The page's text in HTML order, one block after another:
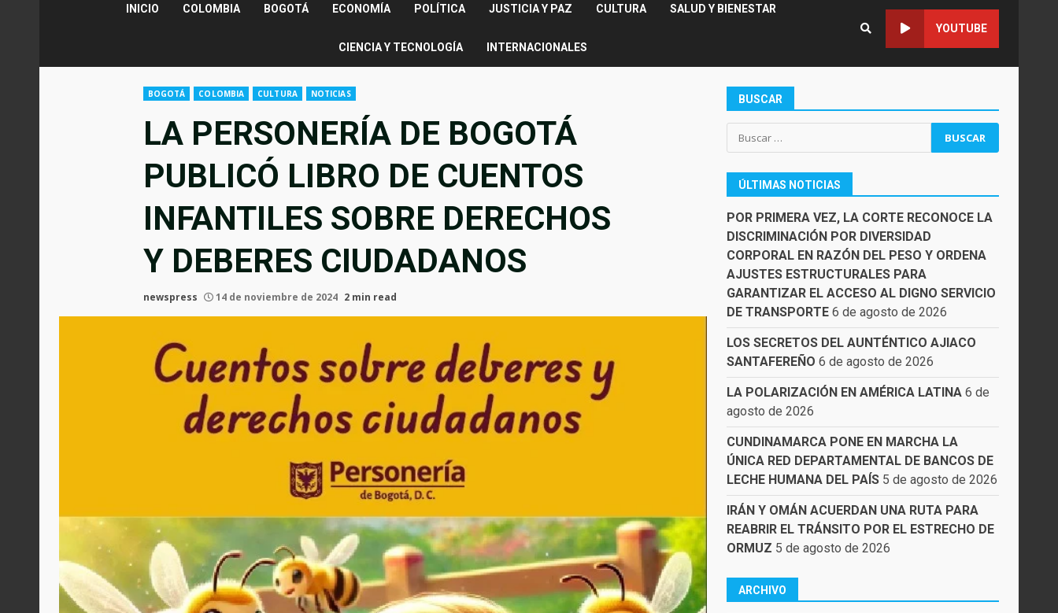
INICIO COLOMBIA BOGOTÁ ECONOMÍA POLÍTICA JUSTICIA Y PAZ CULTURA SALUD Y BIENESTAR
CIENCIA Y TECNOLOGÍA INTERNACIONALES
YOUTUBE
BOGOTÁ COLOMBIA CULTURA NOTICIAS
LA PERSONERÍA DE BOGOTÁ
PUBLICÓ LIBRO DE CUENTOS
INFANTILES SOBRE DERECHOS
Y DEBERES CIUDADANOS
newspress 14 de noviembre de 2024 2 min read
BUSCAR
Buscar:
ÚLTIMAS NOTICIAS
POR PRIMERA VEZ, LA CORTE RECONOCE LA
DISCRIMINACIÓN POR DIVERSIDAD
CORPORAL EN RAZÓN DEL PESO Y ORDENA
AJUSTES ESTRUCTURALES PARA
GARANTIZAR EL ACCESO AL DIGNO SERVICIO
DE TRANSPORTE 6 de agosto de 2026
LOS SECRETOS DEL AUNTÉNTICO AJIACO
SANTAFEREÑO 6 de agosto de 2026
LA POLARIZACIÓN EN AMÉRICA LATINA 6 de
agosto de 2026
CUNDINAMARCA PONE EN MARCHA LA
ÚNICA RED DEPARTAMENTAL DE BANCOS DE
LECHE HUMANA DEL PAÍS 5 de agosto de 2026
IRÁN Y OMÁN ACUERDAN UNA RUTA PARA
REABRIR EL TRÁNSITO POR EL ESTRECHO DE
ORMUZ 5 de agosto de 2026
ARCHIVO